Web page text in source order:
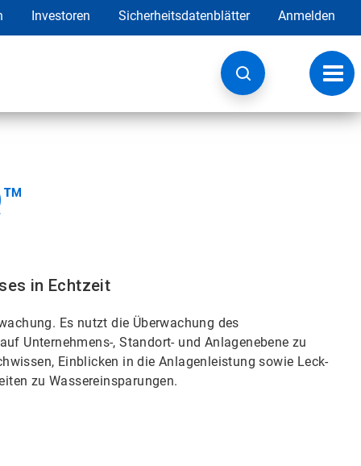
Investoren Sicherheitsdatenblätter Anmelden
in Echtzeit
Es nutzt die Überwachung des
Unternehmens-, Standort- und Anlagenebene zu
Einblicken in die Anlagenleistung sowie Leck-
zu Wassereinsparungen.